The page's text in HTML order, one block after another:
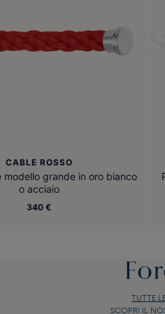
CABLE ROSSO
modello grande in oro bianco
o acciaio
340 €
TUTTE
SCOPRI IL